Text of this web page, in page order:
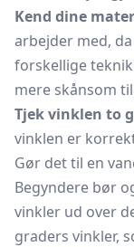
Kend dine
arbejder med,
forskellige
mere skånsom
Tjek vinklen to
vinklen er
Gør det til en
Begyndere bør
vinkler ud over
graders vinkler,